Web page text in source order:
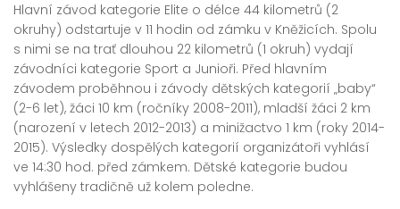
Hlavní závod kategorie Elite o délce 44 kilometrů (2
okruhy) odstartuje v 11 hodin od zámku v Kněžicích. Spolu
s nimi se na trať dlouhou 22 kilometrů (1 okruh) vydají
závodníci kategorie Sport a Junioři. Před hlavním
závodem proběhnou i závody dětských kategorií „baby“
(2-6 let), žáci 10 km (ročníky 2008-2011), mladší žáci 2 km
(narození v letech 2012-2013) a minižactvo 1 km (roky 2014-
2015). Výsledky dospělých kategorií organizátoři vyhlásí
ve 14:30 hod. před zámkem. Dětské kategorie budou
vyhlášeny tradičně už kolem poledne.